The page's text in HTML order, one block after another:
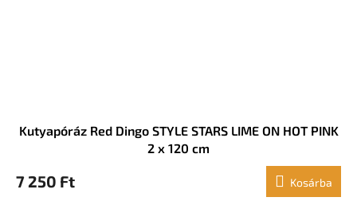
Kutyapóráz Red Dingo STYLE STARS LIME ON HOT PINK
2 x 120 cm
7 250 Ft Kosárba